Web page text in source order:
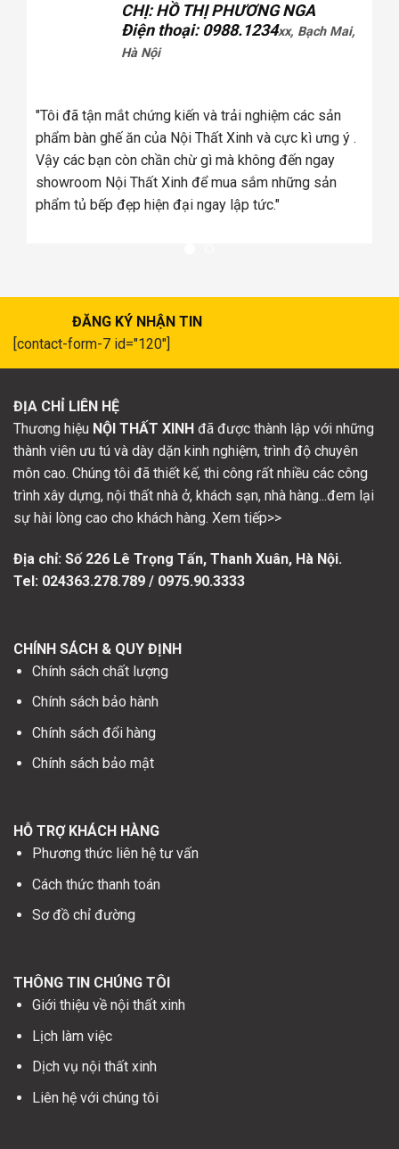
CHỊ: HỒ THỊ PHƯƠNG NGA
Điện thoại: 0988.1234xx, Bạch Mai,
Hà Nội
"Tôi đã tận mắt chứng kiến và trải nghiệm các sản
phẩm bàn ghế ăn của Nội Thất Xinh và cực kì ưng ý .
Vậy các bạn còn chần chừ gì mà không đến ngay
showroom Nội Thất Xinh để mua sắm những sản
phẩm tủ bếp đẹp hiện đại ngay lập tức."
ĐĂNG KÝ NHẬN TIN
[contact-form-7 id="120"]
ĐỊA CHỈ LIÊN HỆ
Thương hiệu NỘI THẤT XINH đã được thành lập với những
thành viên ưu tú và dày dặn kinh nghiệm, trình độ chuyên
môn cao. Chúng tôi đã thiết kế, thi công rất nhiều các công
trình xây dựng, nội thất nhà ở, khách sạn, nhà hàng...đem lại
sự hài lòng cao cho khách hàng. Xem tiếp>>
Địa chỉ: Số 226 Lê Trọng Tấn, Thanh Xuân, Hà Nội.
Tel: 024363.278.789 / 0975.90.3333
CHÍNH SÁCH & QUY ĐỊNH
Chính sách chất lượng
Chính sách bảo hành
Chính sách đổi hàng
Chính sách bảo mật
HỖ TRỢ KHÁCH HÀNG
Phương thức liên hệ tư vấn
Cách thức thanh toán
Sơ đồ chỉ đường
THÔNG TIN CHÚNG TÔI
Giới thiệu về nội thất xinh
Lịch làm việc
Dịch vụ nội thất xinh
Liên hệ với chúng tôi